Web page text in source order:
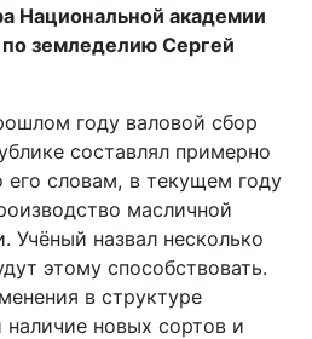
Национальной академии
земледелию Сергей
году валовой сбор
составлял примерно
его словам, в текущем году
масличной
Учёный назвал несколько
этому способствовать.
в структуре
новых сортов и